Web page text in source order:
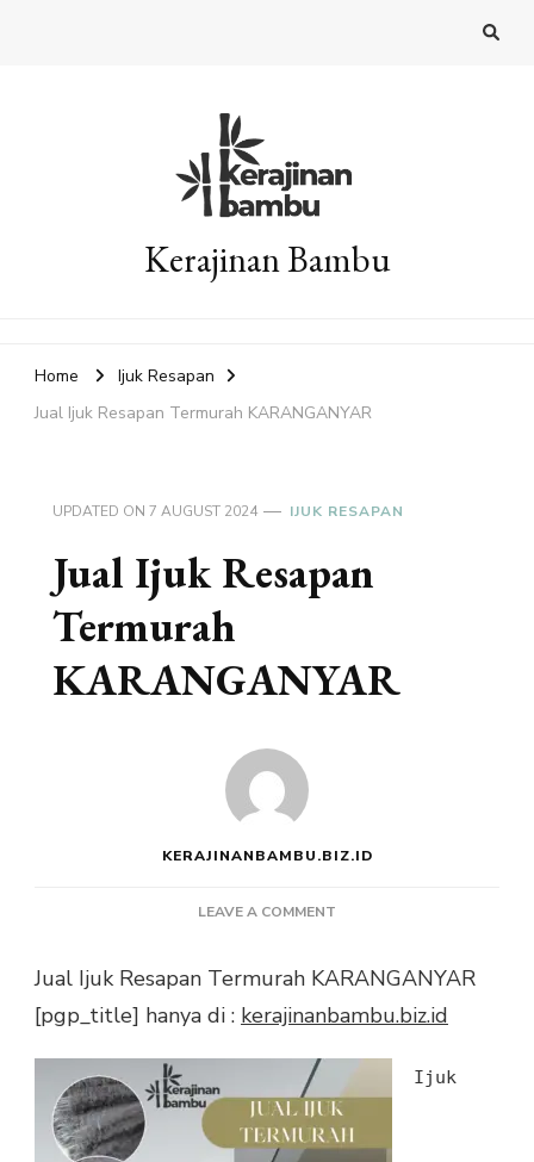
Kerajinan Bambu
Home
Ijuk Resapan
Jual Ijuk Resapan Termurah KARANGANYAR
UPDATED ON 7 AUGUST 2024 IJUK RESAPAN
Jual Ijuk Resapan
Termurah
KARANGANYAR
KERAJINANBAMBU.BIZ.ID
LEAVE A COMMENT
RESAPAN
TERMURAH
Jual Ijuk Resapan Termurah KARANGANYAR
[pgp_title] hanya di : kerajinanbambu.biz.id
Ijuk